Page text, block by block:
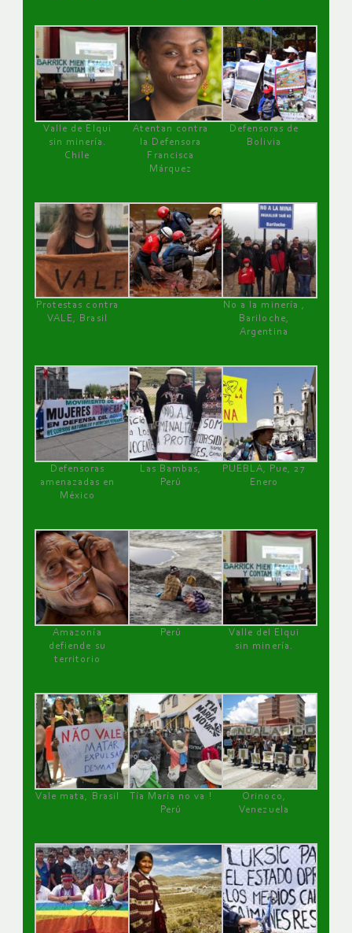
Valle de Elqui
sin minería.
Chile
Atentan contra
la Defensora
Francisca
Márquez
Defensoras de
Bolivia
Protestas contra
VALE, Brasil
No a la minería ,
Bariloche,
Argentina
Defensoras
amenazadas en
México
Las Bambas,
Perú
PUEBLA, Pue, 27
Enero
Amazonía
defiende su
territorio
Perú
Valle del Elqui
sin minería.
Vale mata, Brasil
Tía María no va !
Perú
Orinoco,
Venezuela